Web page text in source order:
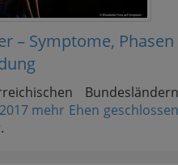
– Symptome, Phasen
Bundesländern
mehr Ehen geschlossen